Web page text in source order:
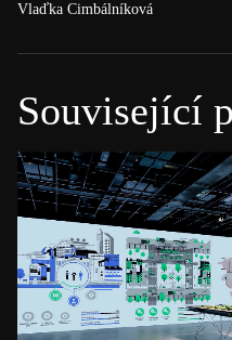
Vlaďka Cimbálníková
Související